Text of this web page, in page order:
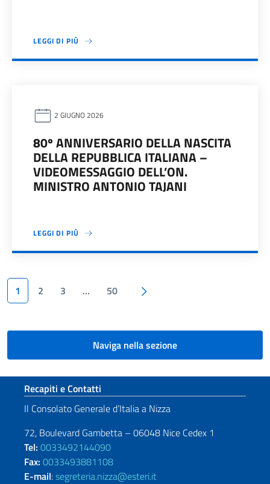
LEGGI DI PIÙ
2 GIUGNO 2026
80º ANNIVERSARIO DELLA NASCITA
DELLA REPUBBLICA ITALIANA –
VIDEOMESSAGGIO DELL’ON.
MINISTRO ANTONIO TAJANI
LEGGI DI PIÙ
Paginazione
1 2 3 … 50
Naviga nella sezione
Sezione footer
Recapiti e Contatti
Il Consolato Generale d’Italia a Nizza
72, Boulevard Gambetta – 06048 Nice Cedex 1
Tel: 0033492144090
Fax: 0033493881108
E-mail:segreteria.nizza@esteri.it